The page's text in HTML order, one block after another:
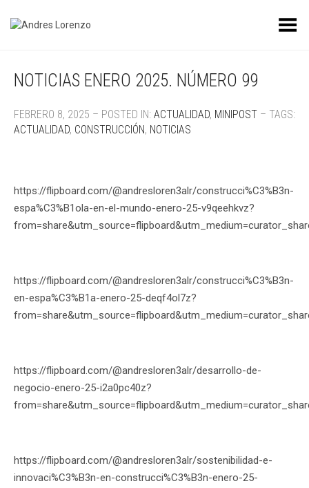
Toggle Menu
NOTICIAS ENERO 2025. NÚMERO 99
FEBRERO 8, 2025 – POSTED IN: ACTUALIDAD, MINIPOST – TAGS:
ACTUALIDAD, CONSTRUCCIÓN, NOTICIAS
https://flipboard.com/@andresloren3alr/construcci%C3%B3n-
espa%C3%B1ola-en-el-mundo-enero-25-v9qeehkvz?
https://flipboard.com/@andresloren3alr/construcci%C3%B3n-
en-espa%C3%B1a-enero-25-deqf4ol7z?
https://flipboard.com/@andresloren3alr/desarrollo-de-
negocio-enero-25-i2a0pc40z?
https://flipboard.com/@andresloren3alr/sostenibilidad-e-
innovaci%C3%B3n-en-construcci%C3%B3n-enero-25-